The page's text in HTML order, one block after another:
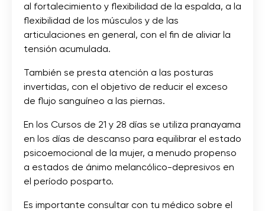
al fortalecimiento y flexibilidad de la espalda, a la
flexibilidad de los músculos y de las
articulaciones en general, con el fin de aliviar la
tensión acumulada.
También se presta atención a las posturas
invertidas, con el objetivo de reducir el exceso
de flujo sanguíneo a las piernas.
En los Cursos de 21 y 28 días se utiliza pranayama
en los días de descanso para equilibrar el estado
psicoemocional de la mujer, a menudo propenso
a estados de ánimo melancólico-depresivos en
el período posparto.
Es importante consultar con tu médico sobre el